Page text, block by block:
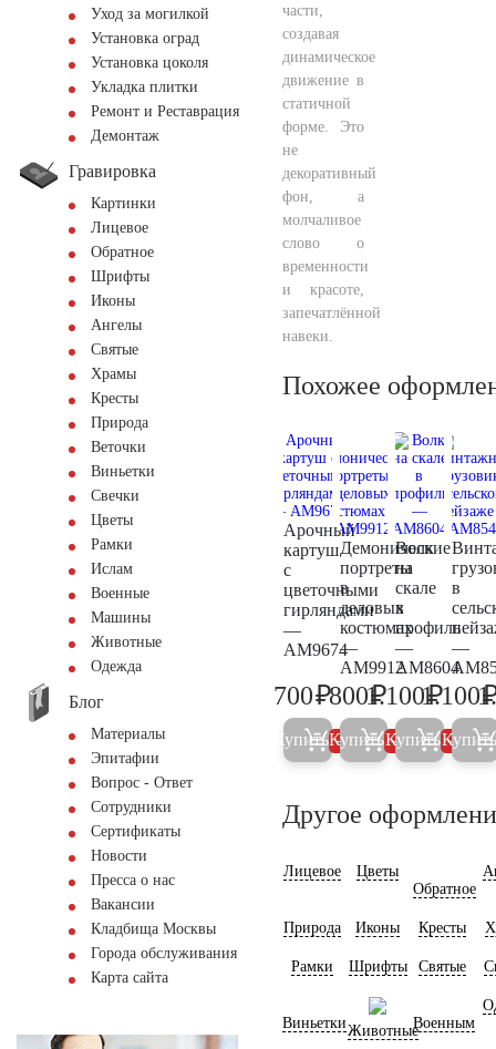
Уход за могилкой
Установка оград
Установка цоколя
Укладка плитки
Ремонт и Реставрация
Демонтаж
Гравировка
Картинки
Лицевое
Обратное
Шрифты
Иконы
Ангелы
Святые
Храмы
Кресты
Природа
Веточки
Виньетки
Свечки
Цветы
Рамки
Ислам
Военные
Машины
Животные
Одежда
Блог
Материалы
Эпитафии
Вопрос - Ответ
Сотрудники
Сертификаты
Новости
Пресса о нас
Вакансии
Кладбища Москвы
Города обслуживания
Карта сайта
части,
создавая
динамическое
движение в
статичной
форме. Это
не
декоративный
фон, а
молчаливое
слово о
временности
и красоте,
запечатлённой
навеки.
Похожее
Арочный
картуш
с
цветочными
гирляндами
—
AM9674
700
700₽
Купить 5%
Демонические
портреты
в
деловых
костюмах
—
AM9912
800
800₽
Купить 5%
Волк
на
скале
в
профиль
—
AM8604
1.200
1.100₽
Купить 5%
в
—
1.100
Купить
Другое
Лицевое
Цветы
Обратное
Природа Иконы Кресты
Рамки Шрифты Святые
ВиньеткиЖивотныеВоенным